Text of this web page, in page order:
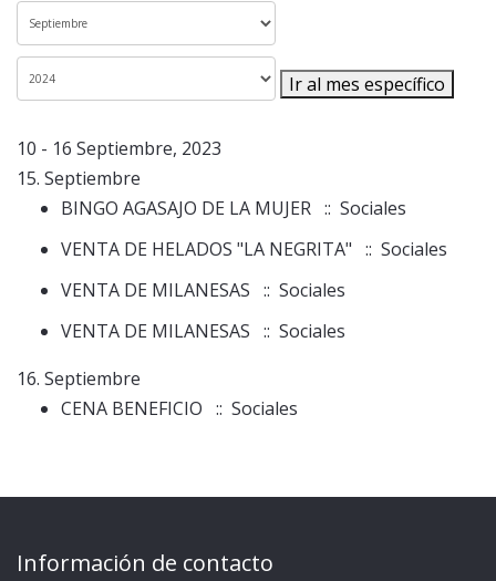
Ir al mes específico
10 - 16 Septiembre, 2023
15. Septiembre
BINGO AGASAJO DE LA MUJER :: Sociales
VENTA DE HELADOS "LA NEGRITA" :: Sociales
VENTA DE MILANESAS :: Sociales
VENTA DE MILANESAS :: Sociales
16. Septiembre
CENA BENEFICIO :: Sociales
Información de contacto